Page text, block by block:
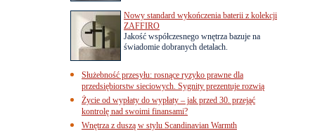
Nowy standard wykończenia baterii z kolekcji
ZAFFIRO
Jakość współczesnego wnętrza bazuje na
świadomie dobranych detalach.
Służebność przesyłu: rosnące ryzyko prawne dla
przedsiębiorstw sieciowych. Sygnity prezentuje rozwią
Życie od wypłaty do wypłaty – jak przed 30. przejąć
kontrolę nad swoimi finansami?
Wnętrza z duszą w stylu Scandinavian Warmth